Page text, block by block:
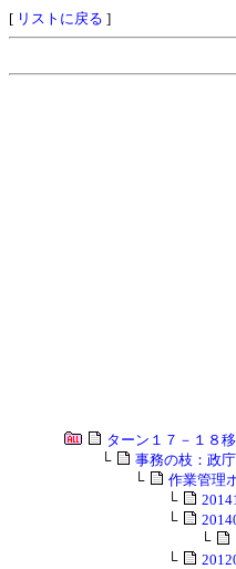
[ リストに戻る ]
ターン１７－１８
└
事務の枝：政
└
作業管理
└
└
└
└